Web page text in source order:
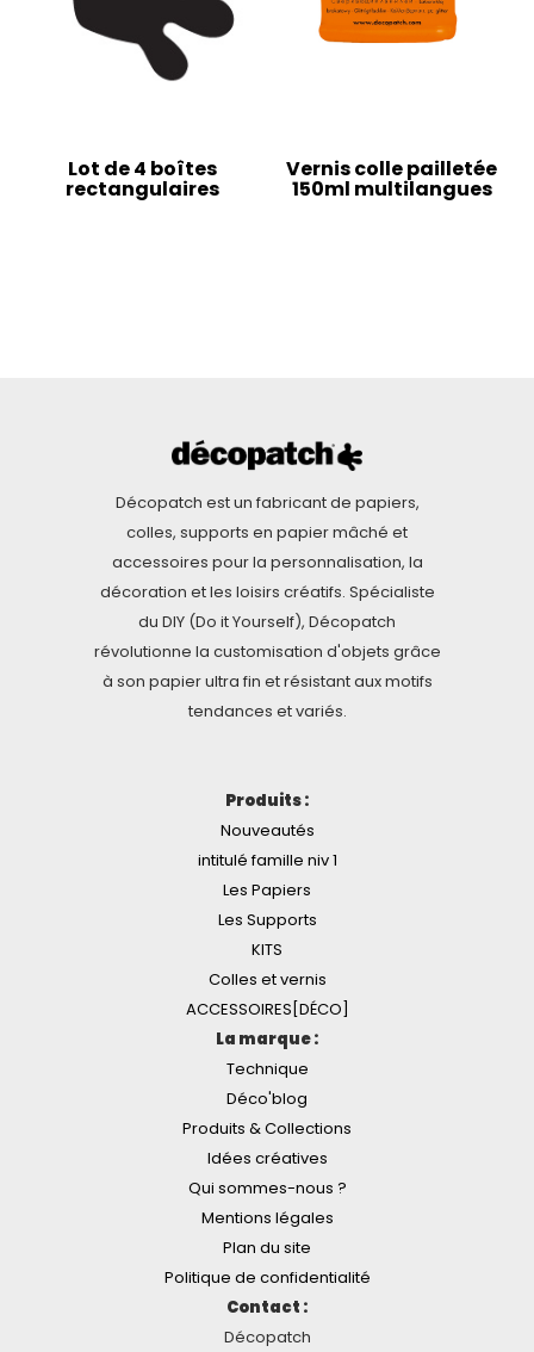
Lot de 4 boîtes
rectangulaires
Vernis colle pailletée
150ml multilangues
Décopatch est un fabricant de papiers,
colles, supports en papier mâché et
accessoires pour la personnalisation, la
décoration et les loisirs créatifs. Spécialiste
du DIY (Do it Yourself), Décopatch
révolutionne la customisation d'objets grâce
à son papier ultra fin et résistant aux motifs
tendances et variés.
Produits :
Nouveautés
intitulé famille niv 1
Les Papiers
Les Supports
KITS
Colles et vernis
ACCESSOIRES[DÉCO]
La marque :
Technique
Déco'blog
Produits & Collections
Idées créatives
Qui sommes-nous ?
Mentions légales
Plan du site
Politique de confidentialité
Contact :
Décopatch